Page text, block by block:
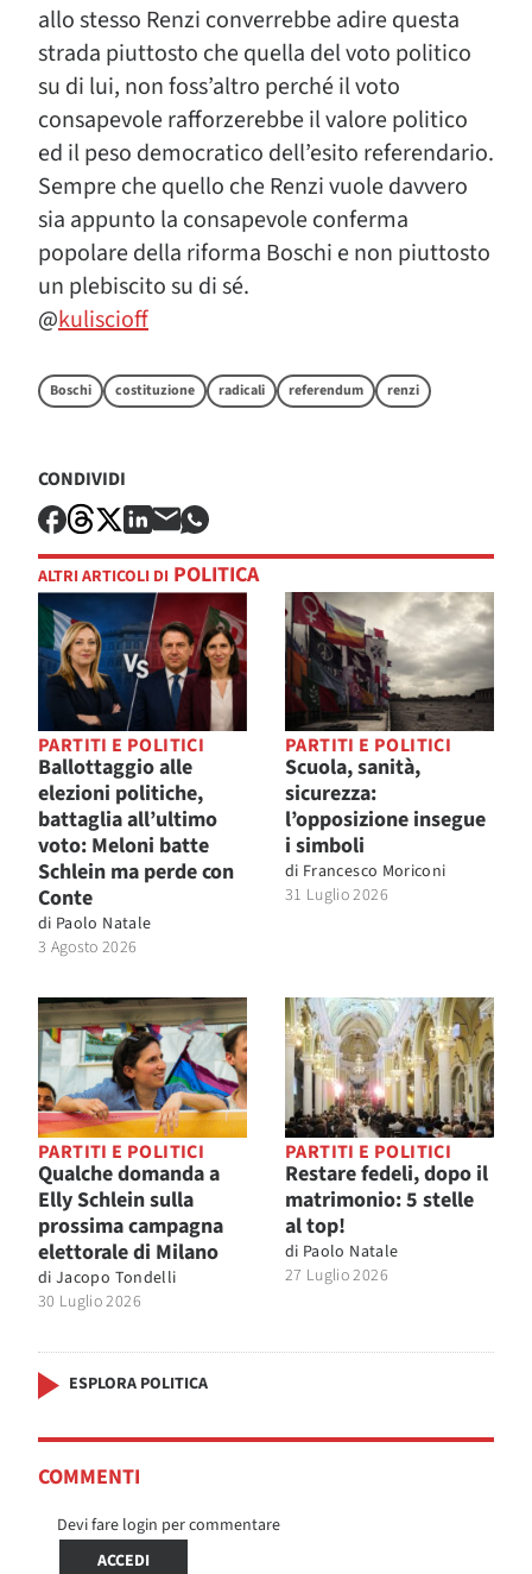
allo stesso Renzi converrebbe adire questa
strada piuttosto che quella del voto politico
su di lui, non foss’altro perché il voto
consapevole rafforzerebbe il valore politico
ed il peso democratico dell’esito referendario.
Sempre che quello che Renzi vuole davvero
sia appunto la consapevole conferma
popolare della riforma Boschi e non piuttosto
un plebiscito su di sé.
@kuliscioff
Boschi costituzione radicali referendum renzi
CONDIVIDI
ALTRI ARTICOLI DI POLITICA
PARTITI E POLITICI
Ballottaggio alle
elezioni politiche,
battaglia all’ultimo
voto: Meloni batte
Schlein ma perde con
Conte
di Paolo Natale
3 Agosto 2026
PARTITI E POLITICI
Scuola, sanità,
sicurezza:
l’opposizione insegue
i simboli
di Francesco Moriconi
31 Luglio 2026
PARTITI E POLITICI
Qualche domanda a
Elly Schlein sulla
prossima campagna
elettorale di Milano
di Jacopo Tondelli
30 Luglio 2026
PARTITI E POLITICI
Restare fedeli, dopo il
matrimonio: 5 stelle
al top!
di Paolo Natale
27 Luglio 2026
ESPLORA POLITICA
COMMENTI
Devi fare login per commentare
ACCEDI